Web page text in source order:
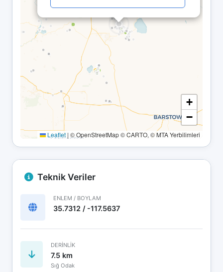
+
−
Leaflet | © OpenStreetMap © CARTO, © MTA Yerbilimleri
Teknik Veriler
ENLEM / BOYLAM
35.7312 / -117.5637
DERINLIK
7.5 km
Sığ Odak